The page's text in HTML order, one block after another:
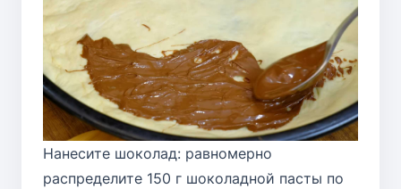
Нанесите шоколад: равномерно
распределите 150 г шоколадной пасты по